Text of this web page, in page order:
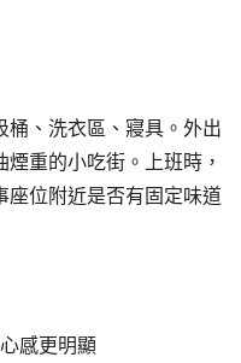
桶、洗衣區、寢具。外出
重的小吃街。上班時，
座位附近是否有固定味道
感更明顯